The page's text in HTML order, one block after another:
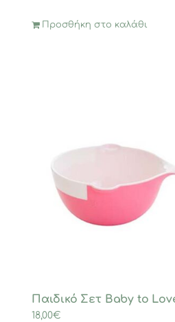
Προσθήκη στο καλάθι
Παιδικό Σετ Baby to
18,00€